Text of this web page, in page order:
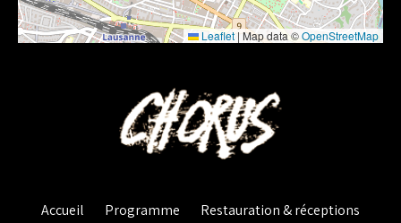
Leaflet | Map data ©OpenStreetMap
Accueil Programme
Restauration & réceptions